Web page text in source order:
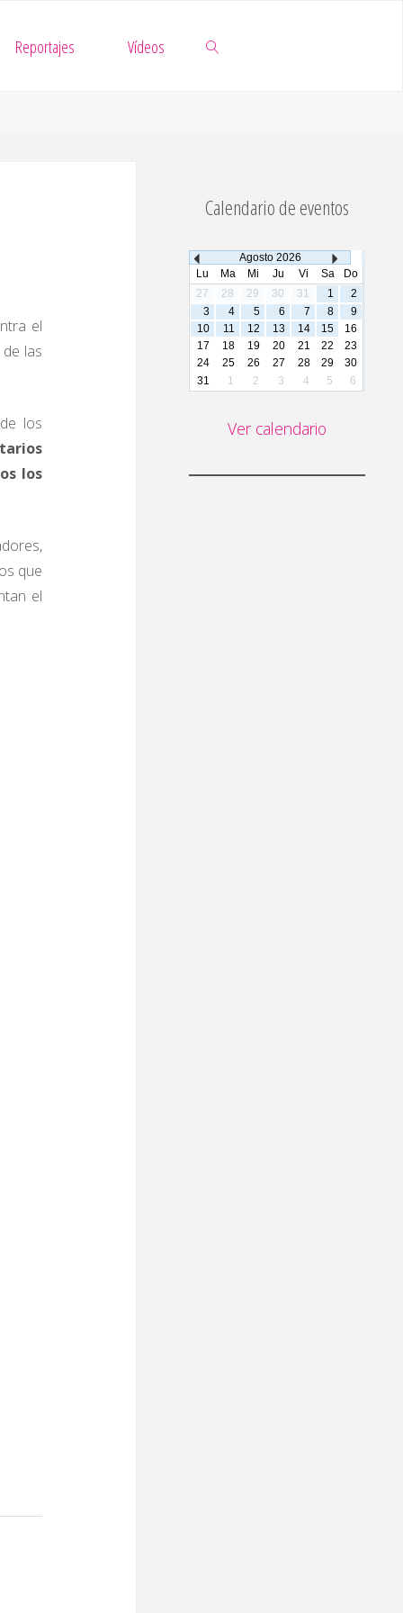
Reportajes Vídeos
el
las
los
los
que
el
Calendario de eventos
Agosto 2026
Lu
Ma Mi Ju Vi Sa
Do
27
28 29 30 31 1
2
3
4 5 6 7 8
9
10
11 12 13 14 15
16
17
18 19 20 21 22
23
24
25 26 27 28 29
30
31
1 2 3 4 5 6
Ver calendario